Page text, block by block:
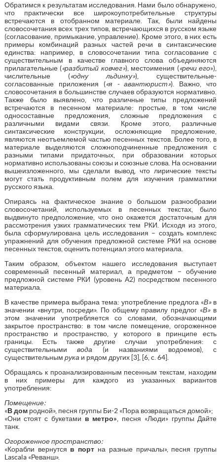
Обратимся к результатам исследования. Нами было обнаружено,
что практически все широкоупотребительные структуры
встречаются в отобранном материале. Так, были найдены
словосочетания всех трех типов, встречающихся в русском языке
(согласование, примыкание, управление). Кроме этого, в них есть
примеры комбинаций разных частей речи в синтаксические
единства: например, в словосочетании типа согласование с
существительным в качестве главного слова объединяются
прилагательные («разбитый ковчег»), местоимения («речи его»),
числительные («одну льдинку»), существительные-
согласованные приложения («я - авантюрист»). Важно, что
словосочетания в большинстве случаев образуются нормативно.
Также было выявлено, что различные типы предложений
встречаются в песенном материале: простые, в том числе
односоставные предложения, сложные предложения с
различными видами связи. Кроме этого, различные
синтаксические конструкции, осложняющие предложение,
являются неотъемлемой частью песенных текстов. Более того, в
материале выделяются сложноподчиненные предложения с
разными типами придаточных, при образовании которых
нормативно использованы союзы и союзные слова. На основании
вышеизложенного, мы сделали вывод, что лирические тексты
могут стать продуктивным полем для изучения грамматики
русского языка.
Опираясь на фактическое знание о большом разнообразии
словосочетаний, используемых в песенных текстах, было
выдвинуто предположение, что оно окажется достаточным для
рассмотрения узких грамматических тем РКИ. Исходя из этого,
была сформулирована цель исследования – создать комплекс
упражнений для обучения предложной системе РКИ на основе
песенных текстов, оценить потенциал этого материала.
Таким образом, объектом нашего исследования выступает
современный песенный материал, а предметом – обучение
предложной системе РКИ (уровень А2) посредством песенного
материала.
В качестве примера выбрана тема: употребление предлога «В» в
значении «внутри, посреди». По общему правилу предлог «В»в
этом значении употребляется со словами, обозначающими
закрытое пространство: в том числе помещение, огороженное
пространство и пространство, у которого в принципе есть
границы. Есть также другие случаи употребления: с
существительнымивода (и названиями водоемов), с
существительным рука и рядом других [3], [6, c. 64].
Обращаясь к проанализированным песенным текстам, находим
в них примеры для каждого из указанных вариантов
употребления:
Помещение:
«В домродной», песня группы Би-2 «Пора возвращаться домой»;
«Они стоят с букетами в метро» , песня «Люди» группы Дайте
танк.
Огороженное пространство:
«Корабли вернутся в порт на разные причалы», песня группы
Lascala «Реванш».